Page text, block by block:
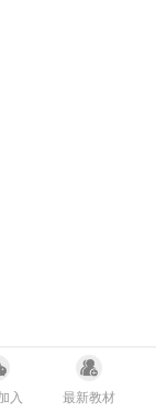
入
最新教材